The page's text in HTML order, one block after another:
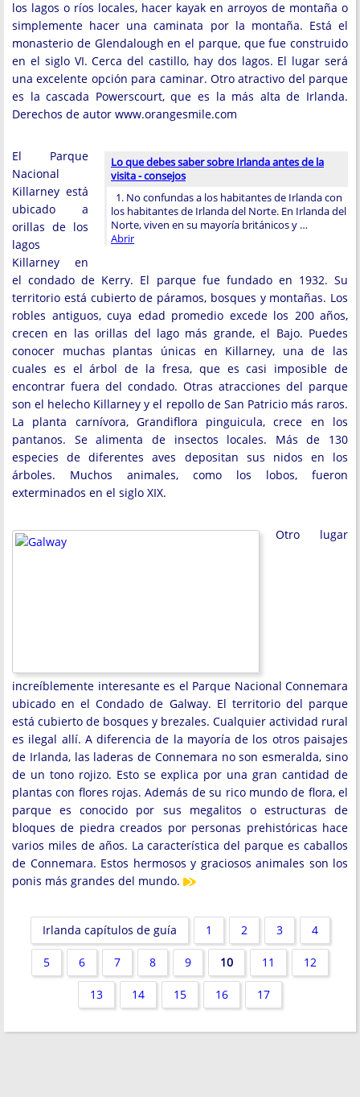
los lagos o ríos locales, hacer kayak en arroyos de montaña o
simplemente hacer una caminata por la montaña. Está el
monasterio de Glendalough en el parque, que fue construido
en el siglo VI. Cerca del castillo, hay dos lagos. El lugar será
una excelente opción para caminar. Otro atractivo del parque
es la cascada Powerscourt, que es la más alta de Irlanda.
Derechos de autor www.orangesmile.com
Lo que debes saber sobre Irlanda antes de la
visita - consejos
1. No confundas a los habitantes de Irlanda con
los habitantes de Irlanda del Norte. En Irlanda del
Norte, viven en su mayoría británicos y …
Abrir
El Parque
Nacional
Killarney está
ubicado a
orillas de los
lagos
Killarney en
el condado de Kerry. El parque fue fundado en 1932. Su
territorio está cubierto de páramos, bosques y montañas. Los
robles antiguos, cuya edad promedio excede los 200 años,
crecen en las orillas del lago más grande, el Bajo. Puedes
conocer muchas plantas únicas en Killarney, una de las
cuales es el árbol de la fresa, que es casi imposible de
encontrar fuera del condado. Otras atracciones del parque
son el helecho Killarney y el repollo de San Patricio más raros.
La planta carnívora, Grandiflora pinguicula, crece en los
pantanos. Se alimenta de insectos locales. Más de 130
especies de diferentes aves depositan sus nidos en los
árboles. Muchos animales, como los lobos, fueron
exterminados en el siglo XIX.
Otro lugar
increíblemente interesante es el Parque Nacional Connemara
ubicado en el Condado de Galway. El territorio del parque
está cubierto de bosques y brezales. Cualquier actividad rural
es ilegal allí. A diferencia de la mayoría de los otros paisajes
de Irlanda, las laderas de Connemara no son esmeralda, sino
de un tono rojizo. Esto se explica por una gran cantidad de
plantas con flores rojas. Además de su rico mundo de flora, el
parque es conocido por sus megalitos o estructuras de
bloques de piedra creados por personas prehistóricas hace
varios miles de años. La característica del parque es caballos
de Connemara. Estos hermosos y graciosos animales son los
ponis más grandes del mundo.
Irlanda capítulos de guía 1 2 3 4
5 6 7 8 9 10 11 12
13 14 15 16 17